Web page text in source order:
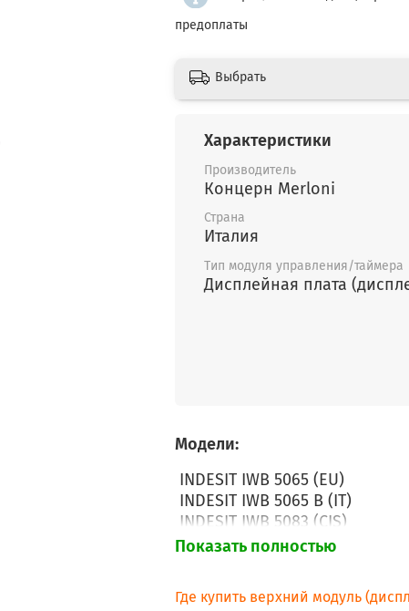
предоплаты
Выбрать
Характеристики
Производитель
Концерн Merloni
Страна
Италия
Тип модуля управления/таймера
Дисплейная плата
Модели:
INDESIT IWB 5065 (EU)
INDESIT IWB 5065 B (IT)
INDESIT IWB 5083 (CIS)
INDESIT IWB 5085 (TK) 2EV
INDESIT IWB 5105 (TK) 2EV
Показать полностью
Где купить верхний модуль